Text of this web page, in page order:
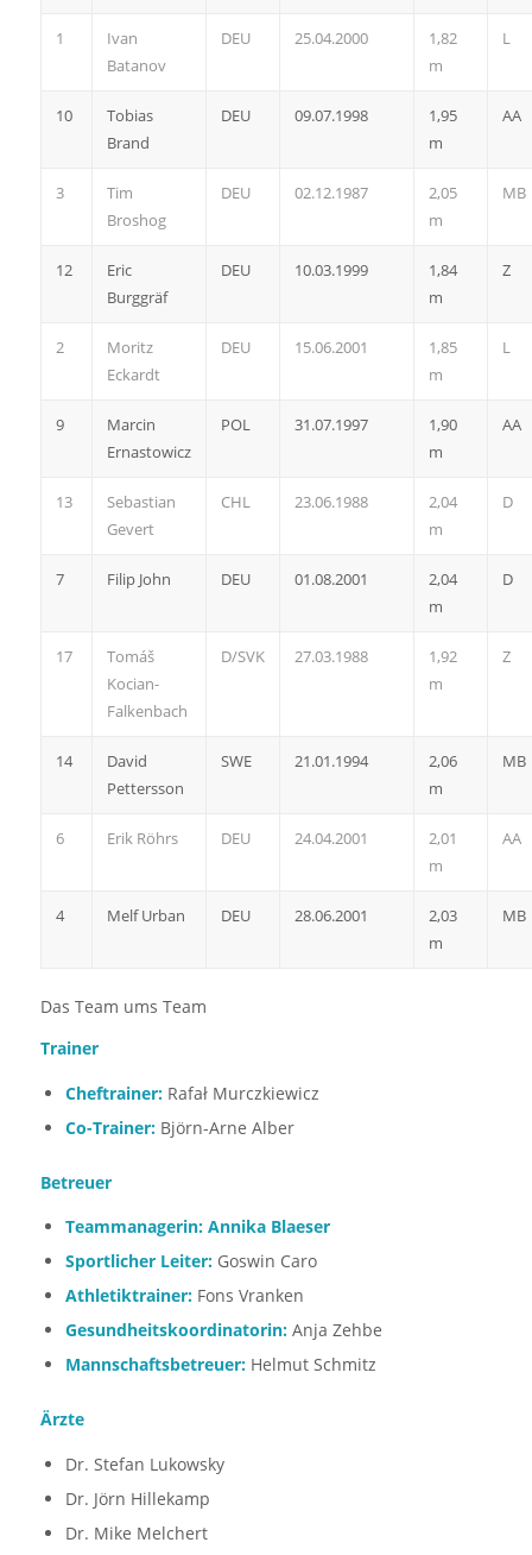
1
Ivan
Batanov
DEU 25.04.2000
1,82
m
L
10
Tobias
Brand
DEU 09.07.1998
1,95
m
AA
3
Tim
Broshog
DEU 02.12.1987
2,05
m
MB
12
Eric
Burggräf
DEU 10.03.1999
1,84
m
Z
2
Moritz
Eckardt
DEU 15.06.2001
1,85
m
L
9
Marcin
Ernastowicz
POL 31.07.1997
1,90
m
AA
13
Sebastian
Gevert
CHL 23.06.1988
2,04
m
D
7 Filip John DEU 01.08.2001
2,04
m
D
17
Tomáš
Kocian-
Falkenbach
D/SVK 27.03.1988
1,92
m
Z
14
David
Pettersson
SWE 21.01.1994
2,06
m
MB
6 Erik Röhrs DEU 24.04.2001
2,01
m
AA
4 Melf Urban DEU 28.06.2001
2,03
m
MB
Das Team ums Team
Trainer
Cheftrainer:Rafał Murczkiewicz
Co-Trainer:Björn-Arne Alber
Betreuer
Teammanagerin: Annika Blaeser
Sportlicher Leiter:Goswin Caro
Athletiktrainer: Fons Vranken
Gesundheitskoordinatorin:Anja Zehbe
Mannschaftsbetreuer:Helmut Schmitz
Ärzte
Dr. Stefan Lukowsky
Dr. Jörn Hillekamp
Dr. Mike Melchert